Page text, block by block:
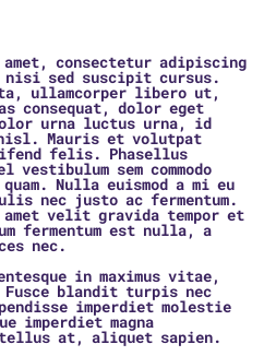
consectetur adipiscing
nisi sed suscipit cursus.
ullamcorper libero ut,
consequat, dolor eget
urna luctus urna, id
Mauris et volutpat
felis. Phasellus
sem commodo
Nulla euismod a mi eu
nec justo ac fermentum.
velit gravida tempor et
fermentum est nulla, a
nec.
in maximus vitae,
blandit turpis nec
imperdiet molestie
imperdiet magna
at, aliquet sapien.